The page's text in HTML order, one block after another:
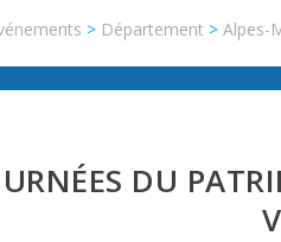
> Département >Alpes-
DU